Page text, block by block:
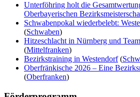
Unterföhring holt die
Oberbayerischen
Schwabenpokal wiederbelebt:
(Schwaben)
Hitzeschlacht in Nürnberg und
(Mittelfranken)
Bezirkstraining in Westendorf (
Oberfränkische 2026 – Eine
(Oberfranken)